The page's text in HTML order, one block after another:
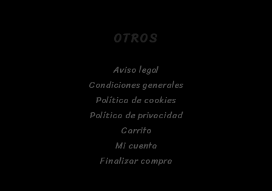
OTROS
Aviso legal
Condiciones generales
Política de cookies
Política de privacidad
Carrito
Mi cuenta
Finalizar compra